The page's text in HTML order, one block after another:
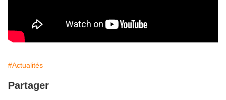
#Actualités
Partager